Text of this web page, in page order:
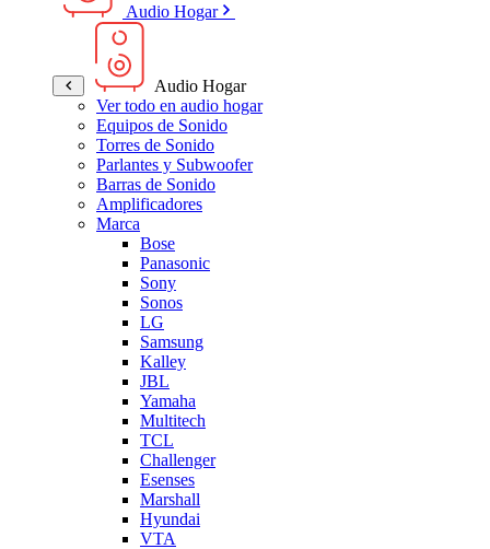
Audio Hogar
Audio Hogar
Ver todo en audio hogar
Equipos de Sonido
Torres de Sonido
Parlantes y Subwoofer
Barras de Sonido
Amplificadores
Marca
Bose
Panasonic
Sony
Sonos
LG
Samsung
Kalley
JBL
Yamaha
Multitech
TCL
Challenger
Esenses
Marshall
Hyundai
VTA